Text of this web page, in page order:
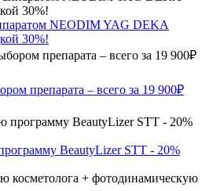
NEODIM YAG DEKA
30%!
препарата – всего за 19 900₽
BeautyLizer STT - 20%